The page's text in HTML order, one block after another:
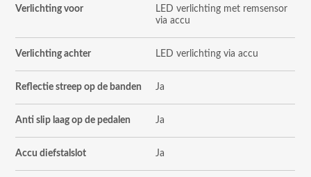
Verlichting voor
LED verlichting met remsensor
via accu
Verlichting achter LED verlichting via accu
Reflectie streep op de banden Ja
Anti slip laag op de pedalen Ja
Accu diefstalslot Ja